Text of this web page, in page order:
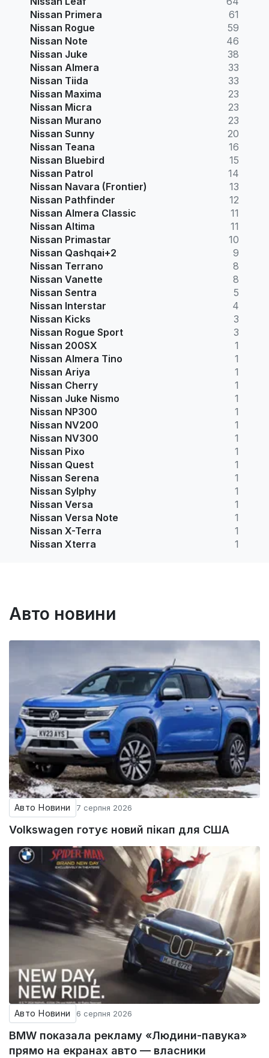
Nissan Primera
61
Nissan Rogue
59
Nissan Note
46
Nissan Juke
38
Nissan Almera
33
Nissan Tiida
33
Nissan Maxima
23
Nissan Micra
23
Nissan Murano
23
Nissan Sunny
20
Nissan Teana
16
Nissan Bluebird
15
Nissan Patrol
14
Nissan Navara (Frontier)
13
Nissan Pathfinder
12
Nissan Almera Classic
11
Nissan Altima
11
Nissan Primastar
10
Nissan Qashqai+2
9
Nissan Terrano
8
Nissan Vanette
8
Nissan Sentra
5
Nissan Interstar
4
Nissan Kicks
3
Nissan Rogue Sport
3
Nissan 200SX
1
Nissan Almera Tino
1
Nissan Ariya
1
Nissan Cherry
1
Nissan Juke Nismo
1
Nissan NP300
1
Nissan NV200
1
Nissan NV300
1
Nissan Pixo
1
Nissan Quest
1
Nissan Serena
1
Nissan Sylphy
1
Nissan Versa
1
Nissan Versa Note
1
Nissan X-Terra
1
Nissan Xterra
1
Авто новини
Авто Новини 7 серпня 2026
Volkswagen готує новий пікап для США
Авто Новини 6 серпня 2026
BMW показала рекламу «Людини-павука»
прямо на екранах авто — власники